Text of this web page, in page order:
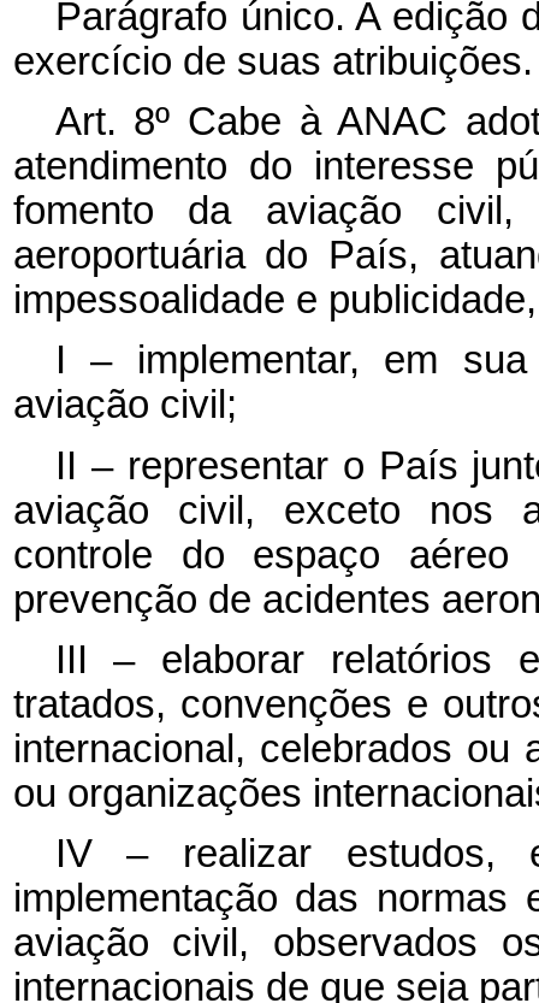
Parágrafo único. A edição
exercício de suas atribuições.
Art. 8º Cabe à ANAC
atendimento do interesse
fomento da aviação civil,
aeroportuária do País,
impessoalidade e
I – implementar, em
aviação civil;
II – representar o País
aviação civil, exceto nos
controle do espaço
prevenção de acidentes
III – elaborar relatórios
tratados, convenções e
internacional, celebrados
ou organizações
IV – realizar estudos,
implementação das normas
aviação civil, observados
internacionais de que seja